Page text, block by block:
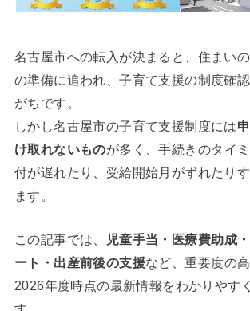
名古屋市への転入が決まると、住まい
の準備に追われ、子育て支援の制度確
がちです。
しかし名古屋市の子育て支援制度には
け取れないものが多く、手続きのタイ
付が遅れたり、受給開始月がずれたり
ます。
この記事では、
児童手当・医療費助成
ート・出産前後の支援など、重要度の
2026年度時点の最新情報をわかりやす